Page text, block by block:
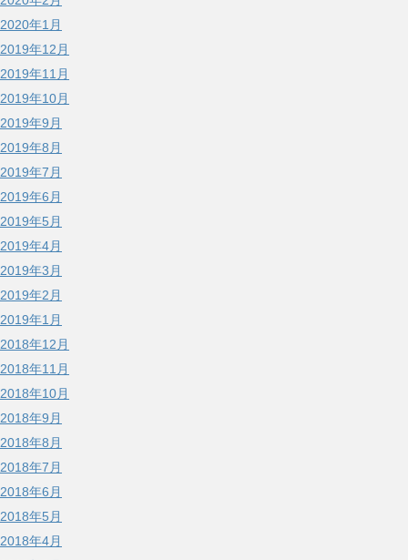
2020年1月
2019年12月
2019年11月
2019年10月
2019年9月
2019年8月
2019年7月
2019年6月
2019年5月
2019年4月
2019年3月
2019年2月
2019年1月
2018年12月
2018年11月
2018年10月
2018年9月
2018年8月
2018年7月
2018年6月
2018年5月
2018年4月